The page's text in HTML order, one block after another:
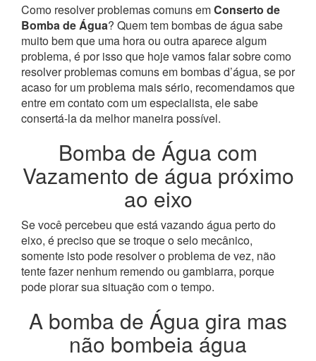
Como resolver problemas comuns emConserto de
Bomba de Água? Quem tem bombas de água sabe
muito bem que uma hora ou outra aparece algum
problema, é por isso que hoje vamos falar sobre como
resolver problemas comuns em bombas d’água, se por
acaso for um problema mais sério, recomendamos que
entre em contato com um especialista, ele sabe
consertá-la da melhor maneira possível.
Bomba de Água com
Vazamento de água próximo
ao eixo
Se você percebeu que está vazando água perto do
eixo, é preciso que se troque o selo mecânico,
somente isto pode resolver o problema de vez, não
tente fazer nenhum remendo ou gambiarra, porque
pode piorar sua situação com o tempo.
A bomba de Água gira mas
não bombeia água